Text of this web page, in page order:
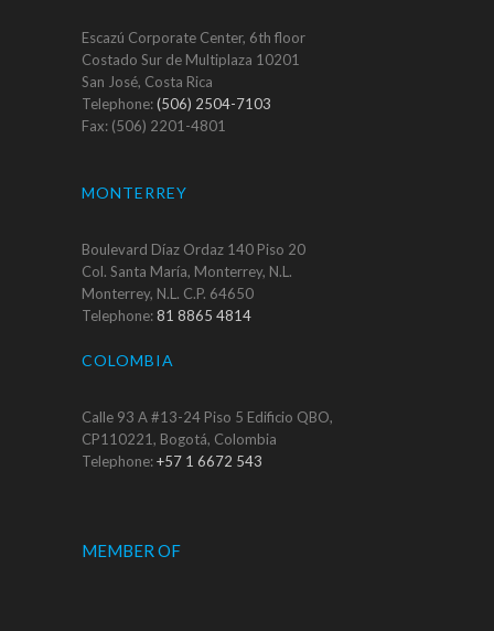
Escazú Corporate Center, 6th floor
Costado Sur de Multiplaza 10201
San José, Costa Rica
Telephone:(506) 2504-7103
Fax: (506) 2201-4801
MONTERREY
Boulevard Díaz Ordaz 140 Piso 20
Col. Santa María, Monterrey, N.L.
Monterrey, N.L. C.P. 64650
Telephone:81 8865 4814
COLOMBIA
Calle 93 A #13-24 Piso 5 Edificio QBO,
CP110221, Bogotá, Colombia
Telephone:+57 1 6672 543
MEMBER OF